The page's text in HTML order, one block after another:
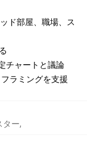
ド部屋、職場、ス
チャートと議論
ラミングを支援
ター,